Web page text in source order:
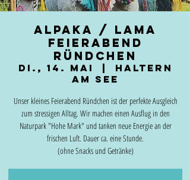
Alpaka / Lama
Feierabend
Ründchen
Di., 14. Mai
  |
Haltern
am See
Unser kleines Feierabend Ründchen ist der perfekte Ausgleich
zum stressigen Alltag. Wir machen einen Ausflug in den
Naturpark "Hohe Mark" und tanken neue Energie an der
frischen Luft. Dauer ca. eine Stunde.
(ohne Snacks und Getränke)